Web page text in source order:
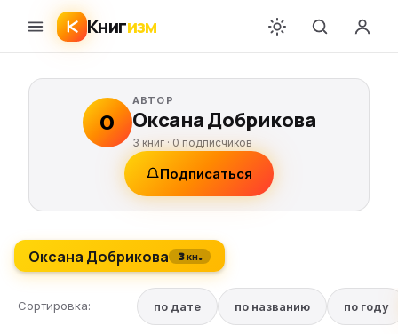
Книгизм
О
АВТОР
Оксана Добрикова
3 книг · 0 подписчиков
Подписаться
Оксана Добрикова 3 кн.
Сортировка: по дате по названию по году